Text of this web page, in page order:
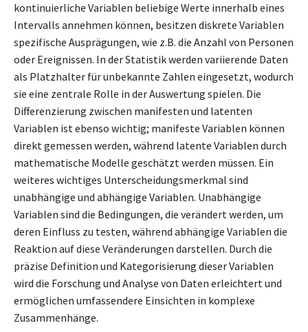
kontinuierliche Variablen beliebige Werte innerhalb eines
Intervalls annehmen können, besitzen diskrete Variablen
spezifische Ausprägungen, wie z.B. die Anzahl von Personen
oder Ereignissen. In der Statistik werden variierende Daten
als Platzhalter für unbekannte Zahlen eingesetzt, wodurch
sie eine zentrale Rolle in der Auswertung spielen. Die
Differenzierung zwischen manifesten und latenten
Variablen ist ebenso wichtig; manifeste Variablen können
direkt gemessen werden, während latente Variablen durch
mathematische Modelle geschätzt werden müssen. Ein
weiteres wichtiges Unterscheidungsmerkmal sind
unabhängige und abhängige Variablen. Unabhängige
Variablen sind die Bedingungen, die verändert werden, um
deren Einfluss zu testen, während abhängige Variablen die
Reaktion auf diese Veränderungen darstellen. Durch die
präzise Definition und Kategorisierung dieser Variablen
wird die Forschung und Analyse von Daten erleichtert und
ermöglichen umfassendere Einsichten in komplexe
Zusammenhänge.